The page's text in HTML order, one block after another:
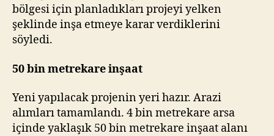
bölgesi için planladıkları projeyi yelken
şeklinde inşa etmeye karar verdiklerini
söyledi.
50 bin metrekare inşaat
Yeni yapılacak projenin yeri hazır. Arazi
alımları tamamlandı. 4 bin metrekare arsa
içinde yaklaşık 50 bin metrekare inşaat alanı